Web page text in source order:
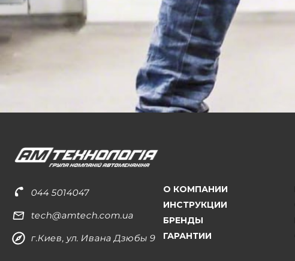
044 5014047
tech@amtech.com.ua
г.Киев, ул. Ивана Дзюбы 9
О КОМПАНИИ
ИНСТРУКЦИИ
БРЕНДЫ
ГАРАНТИИ